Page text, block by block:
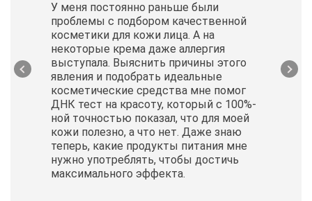
У меня постоянно раньше были
проблемы с подбором качественной
косметики для кожи лица. А на
некоторые крема даже аллергия
выступала. Выяснить причины этого
явления и подобрать идеальные
косметические средства мне помог
ДНК тест на красоту, который с 100%-
ной точностью показал, что для моей
кожи полезно, а что нет. Даже знаю
теперь, какие продукты питания мне
нужно употреблять, чтобы достичь
максимального эффекта.